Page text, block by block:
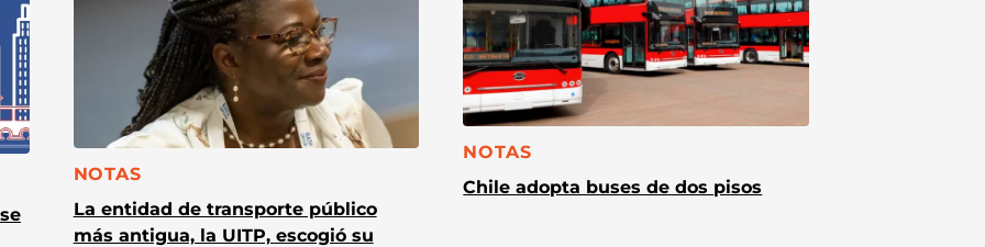
CATEGORÍA:
NOTAS
La entidad de transporte público
más antigua, la UITP, escogió su
CATEGORÍA:
NOTAS
Chile adopta buses de dos pisos